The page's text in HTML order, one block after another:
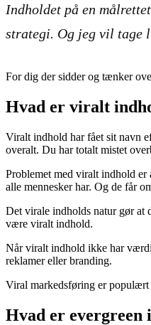
Indholdet på en
strategi. Og jeg vil tage
For dig der sidder og tænker
Hvad er viralt
Viralt indhold har fået sit navn
overalt. Du har totalt mistet
Problemet med viralt indhold
alle mennesker har. Og de får
Det virale indholds natur gør at
være viralt indhold.
Når viralt indhold ikke har
reklamer eller branding.
Viral markedsføring er populært
Hvad er evergreen